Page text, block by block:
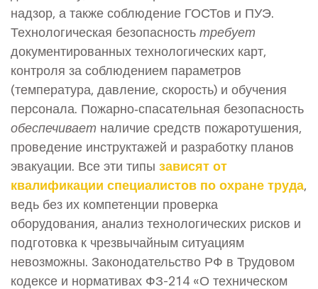
надзор, а также соблюдение ГОСТов и ПУЭ.
Технологическая безопасность требует
документированных технологических карт,
контроля за соблюдением параметров
(температура, давление, скорость) и обучения
персонала. Пожарно‑спасательная безопасность
обеспечивает наличие средств пожаротушения,
проведение инструктажей и разработку планов
эвакуации. Все эти типы зависят от
квалификации специалистов по охране труда,
ведь без их компетенции проверка
оборудования, анализ технологических рисков и
подготовка к чрезвычайным ситуациям
невозможны. Законодательство РФ в Трудовом
кодексе и нормативах ФЗ-214 «О техническом